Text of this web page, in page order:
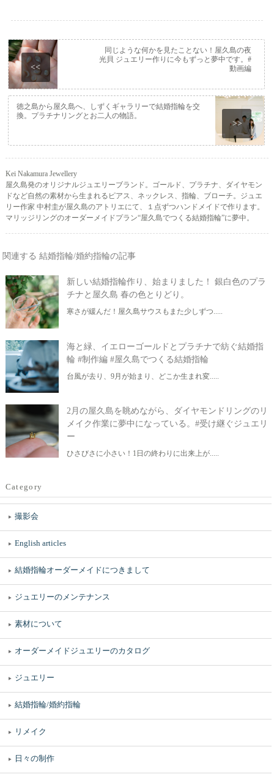
<<
同じような何かを見たことない！屋久島の夜
光貝 ジュエリー作りに今もずっと夢中です。#
動画編
>>
徳之島から屋久島へ、しずくギャラリーで結婚指輪を交
換。プラチナリングとお二人の物語。
Kei Nakamura Jewellery
屋久島発のオリジナルジュエリーブランド。ゴールド、プラチナ、ダイヤモン
ドなど自然の素材から生まれるピアス、ネックレス、指輪、ブローチ。ジュエ
リー作家 中村圭が屋久島のアトリエにて、１点ずつハンドメイドで作ります。
マリッジリングのオーダーメイドプラン“屋久島でつくる結婚指輪”に夢中。
関連する 結婚指輪/婚約指輪の記事
新しい結婚指輪作り、始まりました！ 銀白色のプラ
チナと屋久島 春の色とりどり。
寒さが緩んだ！屋久島サウスもまた少しずつ.....
海と緑、イエローゴールドとプラチナで紡ぐ結婚指
輪 #制作編 #屋久島でつくる結婚指輪
台風が去り、9月が始まり、どこか生まれ変.....
2月の屋久島を眺めながら、ダイヤモンドリングのリ
メイク作業に夢中になっている。#受け継ぐジュエリ
ー
ひさびさに小さい！1日の終わりに出来上が.....
Category
撮影会
English articles
結婚指輪オーダーメイドにつきまして
ジュエリーのメンテナンス
素材について
オーダーメイドジュエリーのカタログ
ジュエリー
結婚指輪/婚約指輪
リメイク
日々の制作